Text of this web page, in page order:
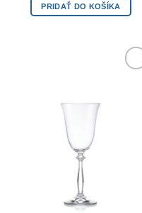
PRIDAŤ DO KOŠÍKA